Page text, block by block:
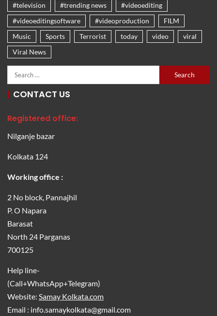
#television
#trending news
#videoediting
#videoeditingsoftware
#videoproduction
FILM
Music
Sports Terrorist today video
viral
Viral News
CONTACT US
Registered office:
Nilganje bazar
Kolkata 124
Working office :
2 No block, Pannajhil
P. O Napara
Barasat
North 24 Parganas
700125
Help line-
(Call+WhatsApp+Telegram)
Website: Samay Kolkata.com
Email : info.samaykolkata@gmail.com